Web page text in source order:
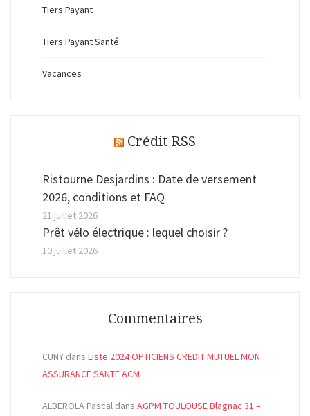
Tiers Payant
Tiers Payant Santé
Vacances
Crédit RSS
Ristourne Desjardins : Date de versement
2026, conditions et FAQ
21 juillet 2026
Prêt vélo électrique : lequel choisir ?
10 juillet 2026
Commentaires
CUNY dans Liste 2024 OPTICIENS CREDIT MUTUEL MON
ASSURANCE SANTE ACM
ALBEROLA Pascal dans AGPM TOULOUSE Blagnac 31 –